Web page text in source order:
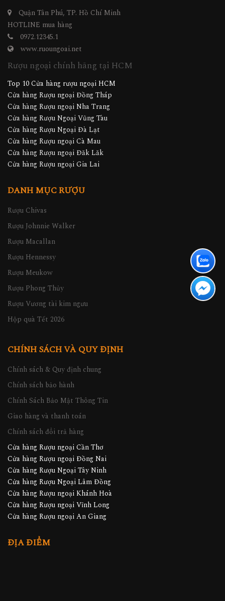
Quận Tân Phú, TP. Hồ Chí Minh
HOTLINE mua hàng
0972.12345.1
www.ruoungoai.net
Rượu ngoại chính hãng tại HCM
Top 10 Cửa hàng rượu ngoại HCM
Cửa hàng Rượu ngoại Đồng Tháp
Cửa hàng Rượu ngoại Nha Trang
Cửa hàng Rượu Ngoại Vũng Tàu
Cửa hàng Rượu Ngoại Đà Lạt
Cửa hàng Rượu ngoại Cà Mau
Cửa hàng Rượu ngoại Đăk Lăk
Cửa hàng Rượu ngoại Gia Lai
DANH MỤC RƯỢU
Rượu Chivas
Rượu Johnnie Walker
Rượu Macallan
Rượu Hennessy
Rượu Meukow
Rượu Phong Thủy
Rượu Vương tài kim ngưu
Hộp quà Tết 2026
CHÍNH SÁCH VÀ QUY ĐỊNH
Chính sách & Quy định chung
Chính sách bảo hành
Chính Sách Bảo Mật Thông Tin
Giao hàng và thanh toán
Chính sách đổi trả hàng
Cửa hàng Rượu ngoại Cần Thơ
Cửa hàng Rượu ngoại Đồng Nai
Cửa hàng Rượu Ngoại Tây Ninh
Cửa hàng Rượu Ngoại Lâm Đồng
Cửa hàng Rượu ngoại Khánh Hoà
Cửa hàng Rượu ngoại Vĩnh Long
Cửa hàng Rượu ngoại An Giang
ĐỊA ĐIỂM